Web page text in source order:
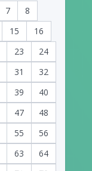
7
8
15
16
23
24
31
32
39
40
47
48
55
56
63
64